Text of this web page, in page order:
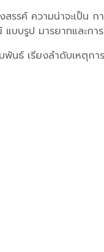
รค์ ความน่าจะเป็น ก
บรูป มารยาทและกา
นธ์ เรียงลำดับเหตุก